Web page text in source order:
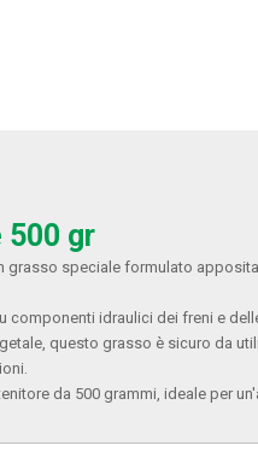
500 gr
grasso speciale formulato
componenti idraulici dei freni e
questo grasso è sicuro da
da 500 grammi, ideale per